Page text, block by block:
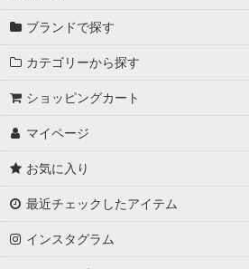
ブランドで探す
カテゴリーから探す
ショッピングカート
マイページ
お気に入り
最近チェックしたアイテム
インスタグラム